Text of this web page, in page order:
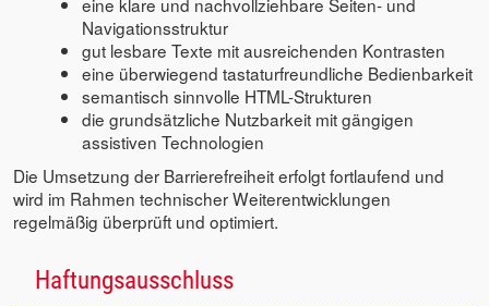
Navigationsstruktur
gut lesbare Texte mit ausreichenden Kontrasten
eine überwiegend tastaturfreundliche Bedienbarkeit
semantisch sinnvolle HTML-Strukturen
die grundsätzliche Nutzbarkeit mit gängigen
assistiven Technologien
Die Umsetzung der Barrierefreiheit erfolgt fortlaufend und
wird im Rahmen technischer Weiterentwicklungen
regelmäßig überprüft und optimiert.
Haftungsausschluss